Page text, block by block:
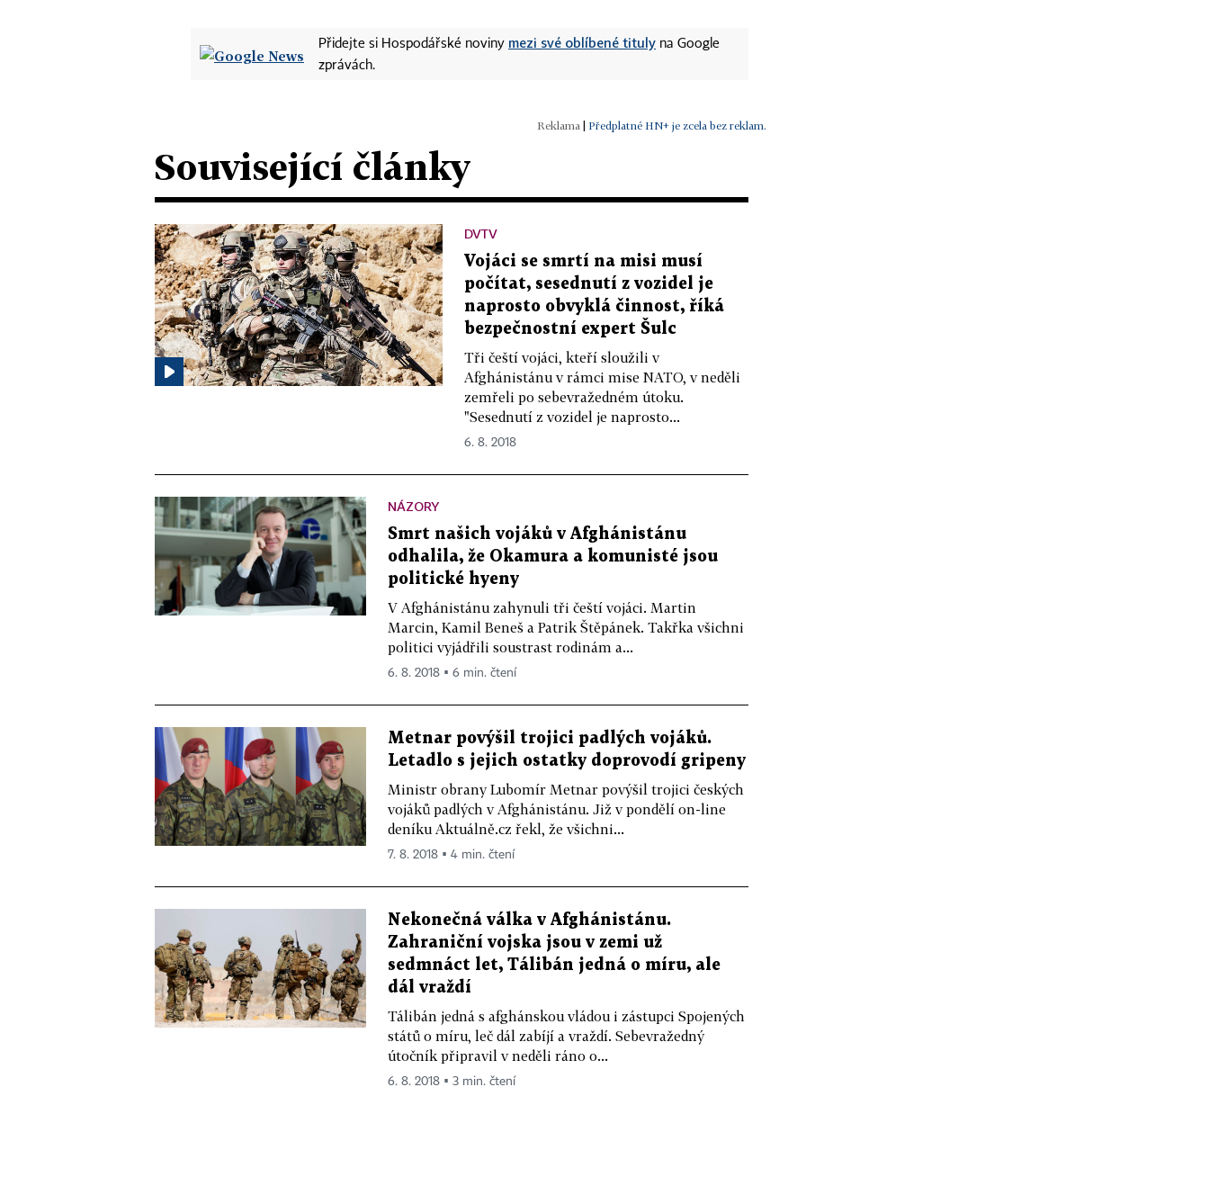
Přidejte si Hospodářské noviny mezi své oblíbené tituly na Google
zprávách.
| Předplatné HN+ je zcela bez reklam.
Související články
DVTV
Vojáci se smrtí na misi musí
počítat, sesednutí z vozidel je
naprosto obvyklá činnost, říká
bezpečnostní expert Šulc
Tři čeští vojáci, kteří sloužili v
Afghánistánu v rámci mise NATO, v neděli
zemřeli po sebevražedném útoku.
"Sesednutí z vozidel je naprosto...
6. 8. 2018
NÁZORY
Smrt našich vojáků v Afghánistánu
odhalila, že Okamura a komunisté jsou
politické hyeny
V Afghánistánu zahynuli tři čeští vojáci. Martin
Marcin, Kamil Beneš a Patrik Štěpánek. Takřka všichni
politici vyjádřili soustrast rodinám a...
6. 8. 2018 ▪ 6 min. čtení
Metnar povýšil trojici padlých vojáků.
Letadlo s jejich ostatky doprovodí gripeny
Ministr obrany Lubomír Metnar povýšil trojici českých
vojáků padlých v Afghánistánu. Již v pondělí on-line
deníku Aktuálně.cz řekl, že všichni...
7. 8. 2018 ▪ 4 min. čtení
Nekonečná válka v Afghánistánu.
Zahraniční vojska jsou v zemi už
sedmnáct let, Tálibán jedná o míru, ale
dál vraždí
Tálibán jedná s afghánskou vládou i zástupci Spojených
států o míru, leč dál zabíjí a vraždí. Sebevražedný
útočník připravil v neděli ráno o...
6. 8. 2018 ▪ 3 min. čtení